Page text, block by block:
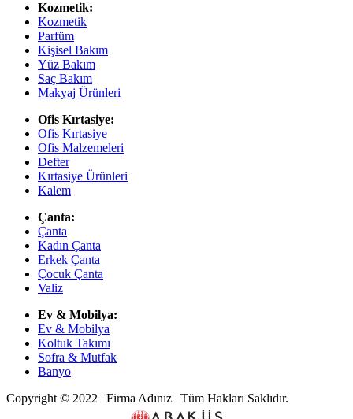
Kozmetik:
Kozmetik
Parfüm
Kişisel Bakım
Yüz Bakım
Saç Bakım
Makyaj Ürünleri
Ofis Kırtasiye:
Ofis Kırtasiye
Ofis Malzemeleri
Defter
Kırtasiye Ürünleri
Kalem
Çanta:
Çanta
Kadın Çanta
Erkek Çanta
Çocuk Çanta
Valiz
Ev & Mobilya:
Ev & Mobilya
Koltuk Takımı
Sofra & Mutfak
Banyo
Copyright © 2022 | Firma Adınız | Tüm Hakları Saklıdır.